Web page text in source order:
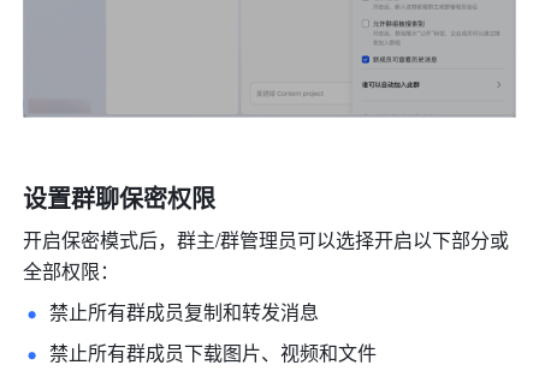
设置群聊保密权限
开启保密模式后，群主/群管理员可以选择开启以下部分或
全部权限：
禁止所有群成员复制和转发消息
禁止所有群成员下载图片、视频和文件